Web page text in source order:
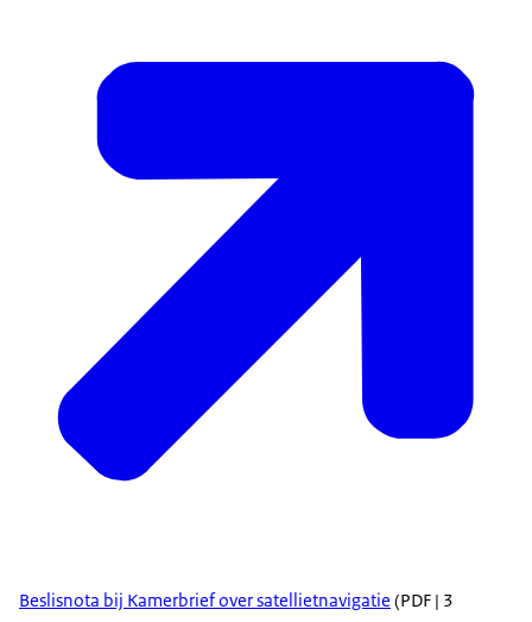
Beslisnota bij Kamerbrief over satellietnavigatie (PDF | 3